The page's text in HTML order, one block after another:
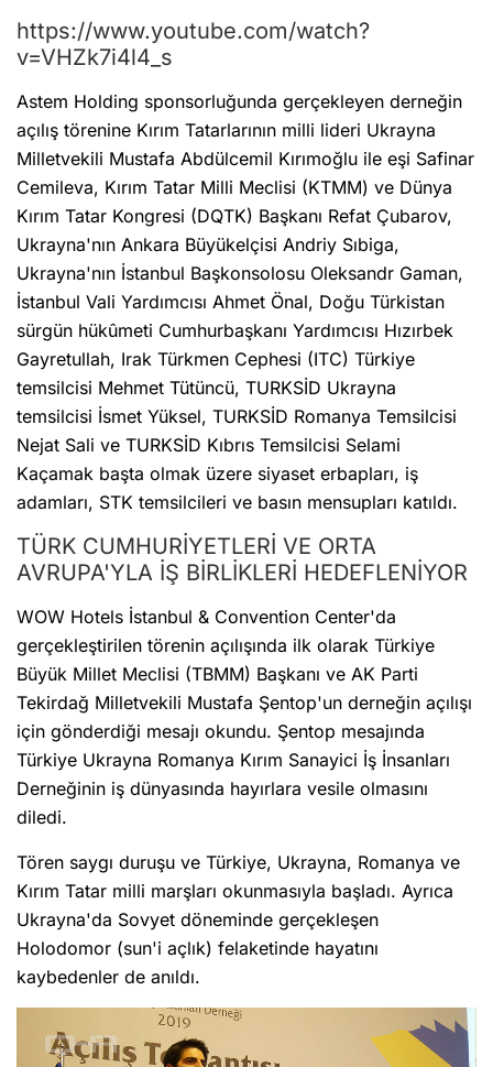
https://www.youtube.com/watch?
v=VHZk7i4l4_s
Astem Holding sponsorluğunda gerçekleyen derneğin
açılış törenine Kırım Tatarlarının milli lideri Ukrayna
Milletvekili Mustafa Abdülcemil Kırımoğlu ile eşi Safinar
Cemileva, Kırım Tatar Milli Meclisi (KTMM) ve Dünya
Kırım Tatar Kongresi (DQTK) Başkanı Refat Çubarov,
Ukrayna'nın Ankara Büyükelçisi Andriy Sıbiga,
Ukrayna'nın İstanbul Başkonsolosu Oleksandr Gaman,
İstanbul Vali Yardımcısı Ahmet Önal, Doğu Türkistan
sürgün hükûmeti Cumhurbaşkanı Yardımcısı Hızırbek
Gayretullah, Irak Türkmen Cephesi (ITC) Türkiye
temsilcisi Mehmet Tütüncü, TURKSİD Ukrayna
temsilcisi İsmet Yüksel, TURKSİD Romanya Temsilcisi
Nejat Sali ve TURKSİD Kıbrıs Temsilcisi Selami
Kaçamak başta olmak üzere siyaset erbapları, iş
adamları, STK temsilcileri ve basın mensupları katıldı.
TÜRK CUMHURİYETLERİ VE ORTA
AVRUPA'YLA İŞ BİRLİKLERİ HEDEFLENİYOR
WOW Hotels İstanbul & Convention Center'da
gerçekleştirilen törenin açılışında ilk olarak Türkiye
Büyük Millet Meclisi (TBMM) Başkanı ve AK Parti
Tekirdağ Milletvekili Mustafa Şentop'un derneğin açılışı
için gönderdiği mesajı okundu. Şentop mesajında
Türkiye Ukrayna Romanya Kırım Sanayici İş İnsanları
Derneğinin iş dünyasında hayırlara vesile olmasını
diledi.
Tören saygı duruşu ve Türkiye, Ukrayna, Romanya ve
Kırım Tatar milli marşları okunmasıyla başladı. Ayrıca
Ukrayna'da Sovyet döneminde gerçekleşen
Holodomor (sun'i açlık) felaketinde hayatını
kaybedenler de anıldı.